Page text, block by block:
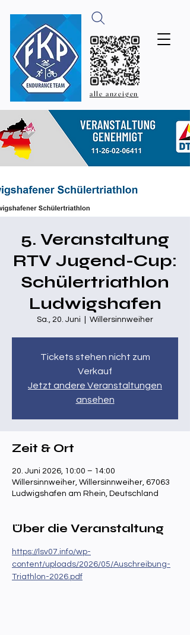
alle anzeigen
5. Veranstaltung
RTV Jugend-Cup:
Schülertriathlon
Ludwigshafen
Sa., 20. Juni Willersinnweiher
Tickets stehen nicht zum
Verkauf
Jetzt andere Veranstaltungen
ansehen
Zeit & Ort
20. Juni 2026, 10:00 – 14:00
Willersinnweiher, Willersinnweiher, 67063
Ludwigshafen am Rhein, Deutschland
Über die Veranstaltung
https://lsv07.info/wp-
content/uploads/2026/05/Auschreibung-
Triathlon-2026.pdf